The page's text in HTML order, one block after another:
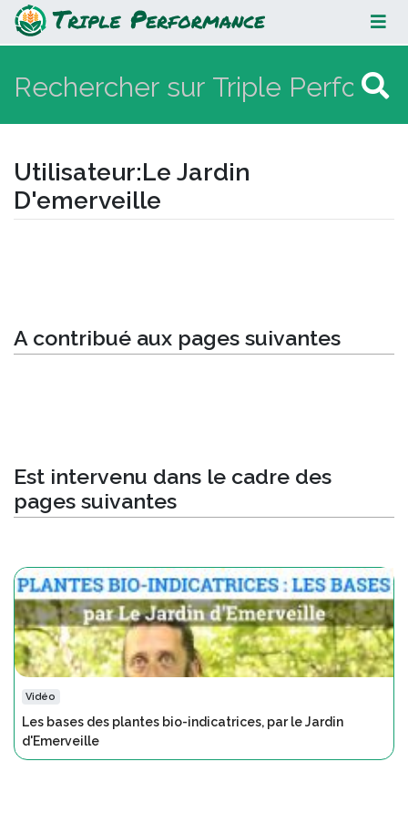
Le Jardin D'emerveille
Utilisateur:Le Jardin
D'emerveille
A contribué aux pages suivantes
Est intervenu dans le cadre des
pages suivantes
Vidéo
Les bases des plantes bio-indicatrices, par le Jardin
d'Emerveille